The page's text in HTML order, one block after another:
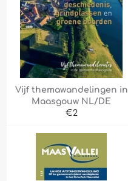
Vijf themawandelingen in
Maasgouw NL/DE
Normale
€2